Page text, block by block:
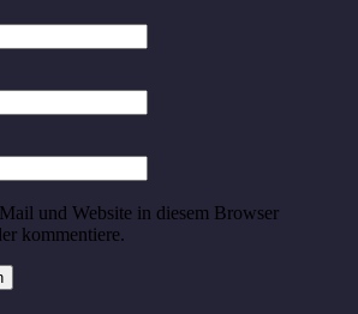
und Website in diesem Browser
kommentiere.